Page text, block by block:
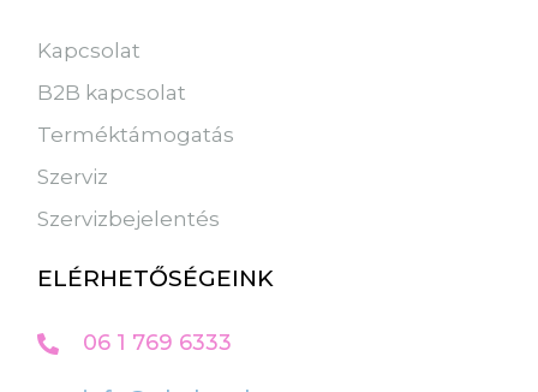
Kapcsolat
B2B kapcsolat
Terméktámogatás
Szerviz
Szervizbejelentés
ELÉRHETŐSÉGEINK
06 1 769 6333